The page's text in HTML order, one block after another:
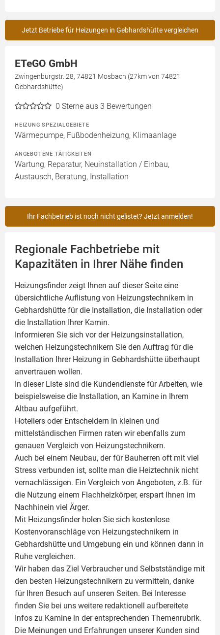
Jetzt Betriebe für Heizungen in Gebhardshütte vergleichen
ETeGO GmbH
Zwingenburgstr. 28, 74821 Mosbach (27km von 74821
Gebhardshütte)
0 Sterne aus 3 Bewertungen
HEIZUNG SPEZIALGEBIETE
Wärmepumpe, Fußbodenheizung, Klimaanlage
ANGEBOTENE TÄTIGKEITEN
Wartung, Reparatur, Neuinstallation / Einbau,
Austausch, Beratung, Installation
Ihr Fachbetrieb ist noch nicht gelistet? Jetzt anmelden!
Regionale Fachbetriebe mit
Kapazitäten in Ihrer Nähe finden
Heizungsfinder zeigt Ihnen auf dieser Seite eine
übersichtliche Auflistung von Heizungstechnikern in
Gebhardshütte für die Installation, die Installation oder
die Installation Ihrer Kamin.
Informieren Sie sich vor der Heizungsinstallation,
welchen Heizungstechnikern Sie den Auftrag für die
Installation Ihrer Heizung in Gebhardshütte überhaupt
anvertrauen wollen.
In dieser Liste sind die Kundendienste für Arbeiten, wie
beispielsweise die Installation, an Kamine in Ihrem
Altbau aufgeführt.
Hoteliers oder Entscheidern in kleinen und
mittelständischen Firmen raten wir ebenfalls zum
genauen Vergleich von Heizungstechnikern.
Auch bei einem Neubau, der für Bauherren oft mit viel
Stress verbunden ist, sollte man die Heiztechnik nicht
vernachlässigen. Ein Vergleich von Angeboten, z.B. für
die Nutzung einem Flachheizkörper, erspart Ihnen im
Nachhinein viel Ärger.
Mit Heizungsfinder holen Sie sich kostenlose
Kostenvoranschläge von Heizungstechnikern in
Gebhardshütte und Umgebung ein und können dann in
Ruhe vergleichen.
Wir haben das Ziel Verbraucher und Selbstständige mit
den besten Heizungstechnikern zu vermitteln, danke
für Ihren Besuch auf unseren Seiten. Bei Interesse
finden Sie bei uns weitere redaktionell aufbereitete
Infos zu Kamine in der entsprechenden Themenrubrik.
Die Meinungen und Erfahrungen unserer Kunden sind